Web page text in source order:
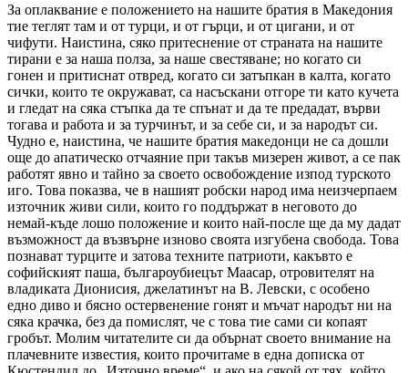
За оплаквание е положението на нашите братия в Македония
тие теглят там и от турци, и от гърци, и от цигани, и от
чифути. Наистина, сяко притеснение от страната на нашите
тирани е за наша полза, за наше свестяване; но когато си
гонен и притиснат отвред, когато си затъпкан в калта, когато
сички, които те окружават, са насъскани отгоре ти като кучета
и гледат на сяка стъпка да те спънат и да те предадат, върви
тогава и работа и за турчинът, и за себе си, и за народът си.
Чудно е, наистина, че нашите братия македонци не са дошли
още до апатическо отчаяние при такъв мизерен живот, а се пак
работят явно и тайно за своето освобождение изпод турското
иго. Това показва, че в нашият робски народ има неизчерпаем
източник живи сили, които го поддържат в неговото до
немай-къде лошо положение и които най-после ще да му дадат
възможност да възвърне изново своята изгубена свобода. Това
познават турците и затова техните патриоти, какъвто е
софийският паша, българоубиецът Маасар, отровителят на
владиката Дионисия, джелатинът на В. Левски, с особено
едно диво и бясно остервенение гонят и мъчат народът ни на
сяка крачка, без да помислят, че с това тие сами си копаят
гробът. Молим читателите си да обърнат своето внимание на
плачевните известия, които прочитаме в една дописка от